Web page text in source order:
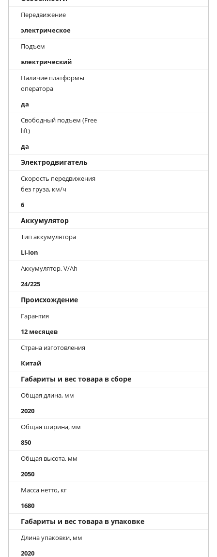
Передвижение
электрическое
Подъем
электрический
Наличие платформы
оператора
да
Свободный подъем (Free
lift)
да
Электродвигатель
Скорость передвижения
без груза, км/ч
6
Аккумулятор
Тип аккумулятора
Li-ion
Аккумулятор, V/Ah
24/225
Происхождение
Гарантия
12 месяцев
Страна изготовления
Китай
Габариты и вес товара в сборе
Общая длина, мм
2020
Общая ширина, мм
850
Общая высота, мм
2050
Масса нетто, кг
1680
Габариты и вес товара в упаковке
Длина упаковки, мм
2020